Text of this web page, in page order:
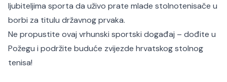
ljubiteljima sporta da uživo prate mlade stolnotenisače u
borbi za titulu državnog prvaka.
Ne propustite ovaj vrhunski sportski događaj – dođite u
Požegu i podržite buduće zvijezde hrvatskog stolnog
tenisa!